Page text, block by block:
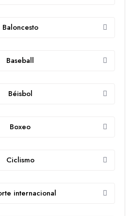
Baloncesto
Baseball
Béisbol
Boxeo
Ciclismo
internacional